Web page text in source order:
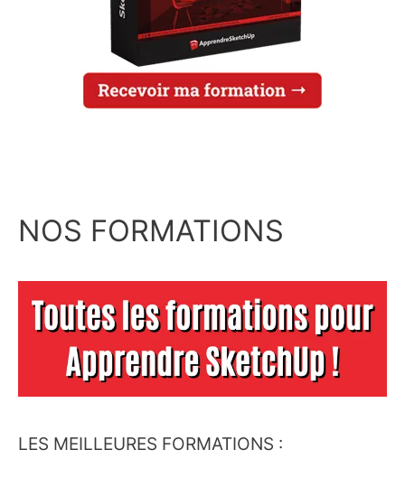
NOS FORMATIONS
LES MEILLEURES FORMATIONS :